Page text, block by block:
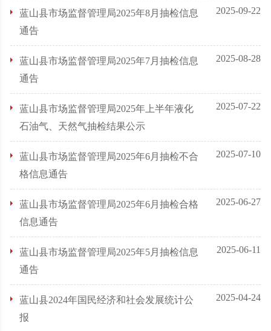
蓝山县市场监督管理局2025年8月抽检信息
通告
2025-09-22
蓝山县市场监督管理局2025年7月抽检信息
通告
2025-08-28
蓝山县市场监督管理局2025年上半年液化
石油气、天然气抽检结果公示
2025-07-22
蓝山县市场监督管理局2025年6月抽检不合
格信息通告
2025-07-10
蓝山县市场监督管理局2025年6月抽检合格
信息通告
2025-06-27
蓝山县市场监督管理局2025年5月抽检信息
通告
2025-06-11
蓝山县2024年国民经济和社会发展统计公
报
2025-04-24